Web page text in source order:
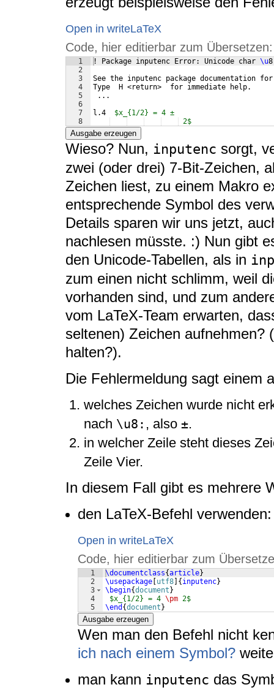
Open in writeLaTeX
Code, hier editierbar zum Übersetzen:
1
2
3
4
5
6
7
8
! Package inputenc Error: Unicode char \u
See the inputenc package documentation
Type  H <return>  for immediate help.
...
l.4 $x_{1/2} = 4 ±
2$
Ausgabe erzeugen
Wieso? Nun, inputenc sorgt,
zwei (oder drei) 7-Bit-Zeichen,
Zeichen liest, zu einem Makro
entsprechende Symbol des
Details sparen wir uns jetzt,
nachlesen müsste. :) Nun gibt
den Unicode-Tabellen, als in
zum einen nicht schlimm, weil
vorhanden sind, und zum
vom LaTeX-Team erwarten,
seltenen) Zeichen aufnehmen?
halten?).
Die Fehlermeldung sagt einem
welches Zeichen wurde nicht
nach \u8: , also ±.
in welcher Zeile steht dieses
Zeile Vier.
In diesem Fall gibt es mehrere
den LaTeX-Befehl verwenden:
Open in writeLaTeX
Code, hier editierbar zum
1
2
3
4
5
\documentclass{article}
\usepackage utf8 { inputenc}
\begin{document }
$x_{1/2} = 4 \pm 2$
\end {document }
Ausgabe erzeugen
Wen man den Befehl nicht
ich nach einem Symbol?
man kann inputenc das